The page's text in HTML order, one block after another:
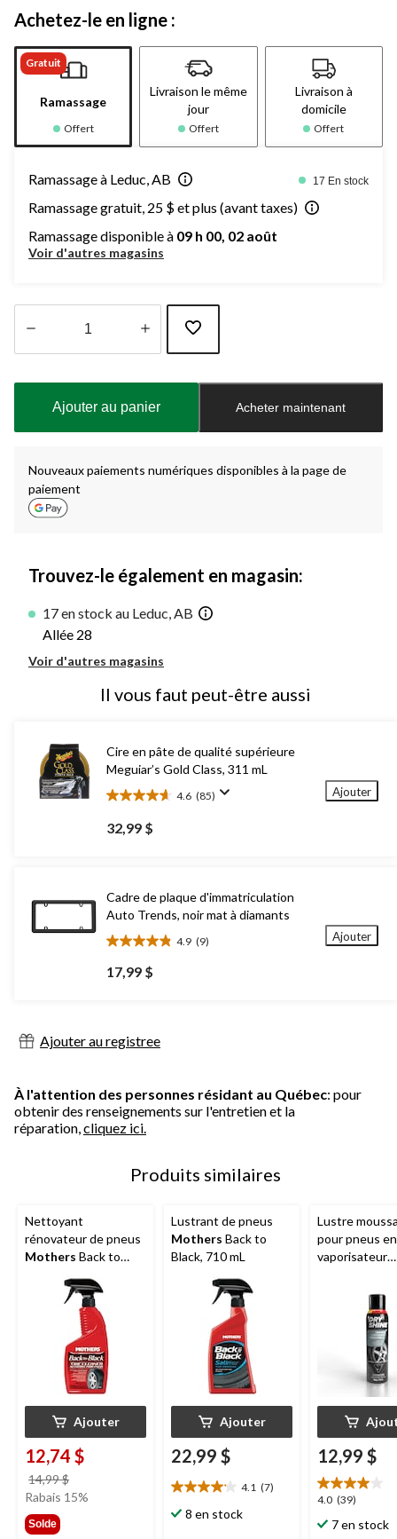
Achetez-le en ligne :
Gratuit
Ramassage
Offert
Livraison le même
jour
Offert
Livraison à
domicile
Offert
Ramassage à Leduc, AB 17 En stock
Ramassage gratuit, 25 $ et plus (avant taxes)
Ramassage disponible à 09 h 00, 02 août
Voir d'autres magasins
à
Ajouter au panier Acheter maintenant
Nouveaux paiements numériques disponibles à la page de
paiement
Trouvez-le également en magasin:
17 en stock au Leduc, AB
Allée 28
Voir d'autres magasins
Il vous faut peut-être aussi
Cire en pâte de qualité supérieure
Meguiar’s Gold Class, 311 mL
4.6 (85)
4.6
étoile(s)
sur
32,99 $
Ajouter
Cadre de plaque d'immatriculation
Auto Trends, noir mat à diamants
4.9 (9)
4.9
étoile(s)
sur
évaluations
17,99 $
Ajouter
Ajouter au registree
À l'attention des personnes résidant au Québec: pour
obtenir des renseignements sur l'entretien et la
réparation,cliquez ici.
Produits similaires
Nettoyant
rénovateur de pneus
Mothers Back to
Ajouter
12,74 $
14,99 $
était
Rabais 15%
Solde
Lustrant de pneus
Mothers Back to
Black, 710 mL
Ajouter
22,99 $
4.1 (7)
4.1
étoile(s)
8 en stock
Lustre
pour pneus en
vaporisateur
12,99 $
4.0 (39)
4.0
étoile(s)
sur
7 en stock